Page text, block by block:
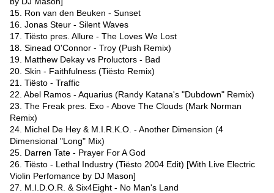
15. Ron van den Beuken - Sunset
16. Jonas Steur - Silent Waves
17. Tiësto pres. Allure - The Loves We Lost
18. Sinead O'Connor - Troy (Push Remix)
19. Matthew Dekay vs Proluctors - Bad
20. Skin - Faithfulness (Tiësto Remix)
21. Tiësto - Traffic
22. Abel Ramos - Aquarius (Randy Katana's "Dubdown" Remix)
23. The Freak pres. Exo - Above The Clouds (Mark Norman
Remix)
24. Michel De Hey & M.I.R.K.O. - Another Dimension (4
Dimensional "Long" Mix)
25. Darren Tate - Prayer For A God
26. Tiësto - Lethal Industry (Tiësto 2004 Edit) [With Live Electric
Violin Perfomance by DJ Mason]
27. M.I.D.O.R. & Six4Eight - No Man's Land